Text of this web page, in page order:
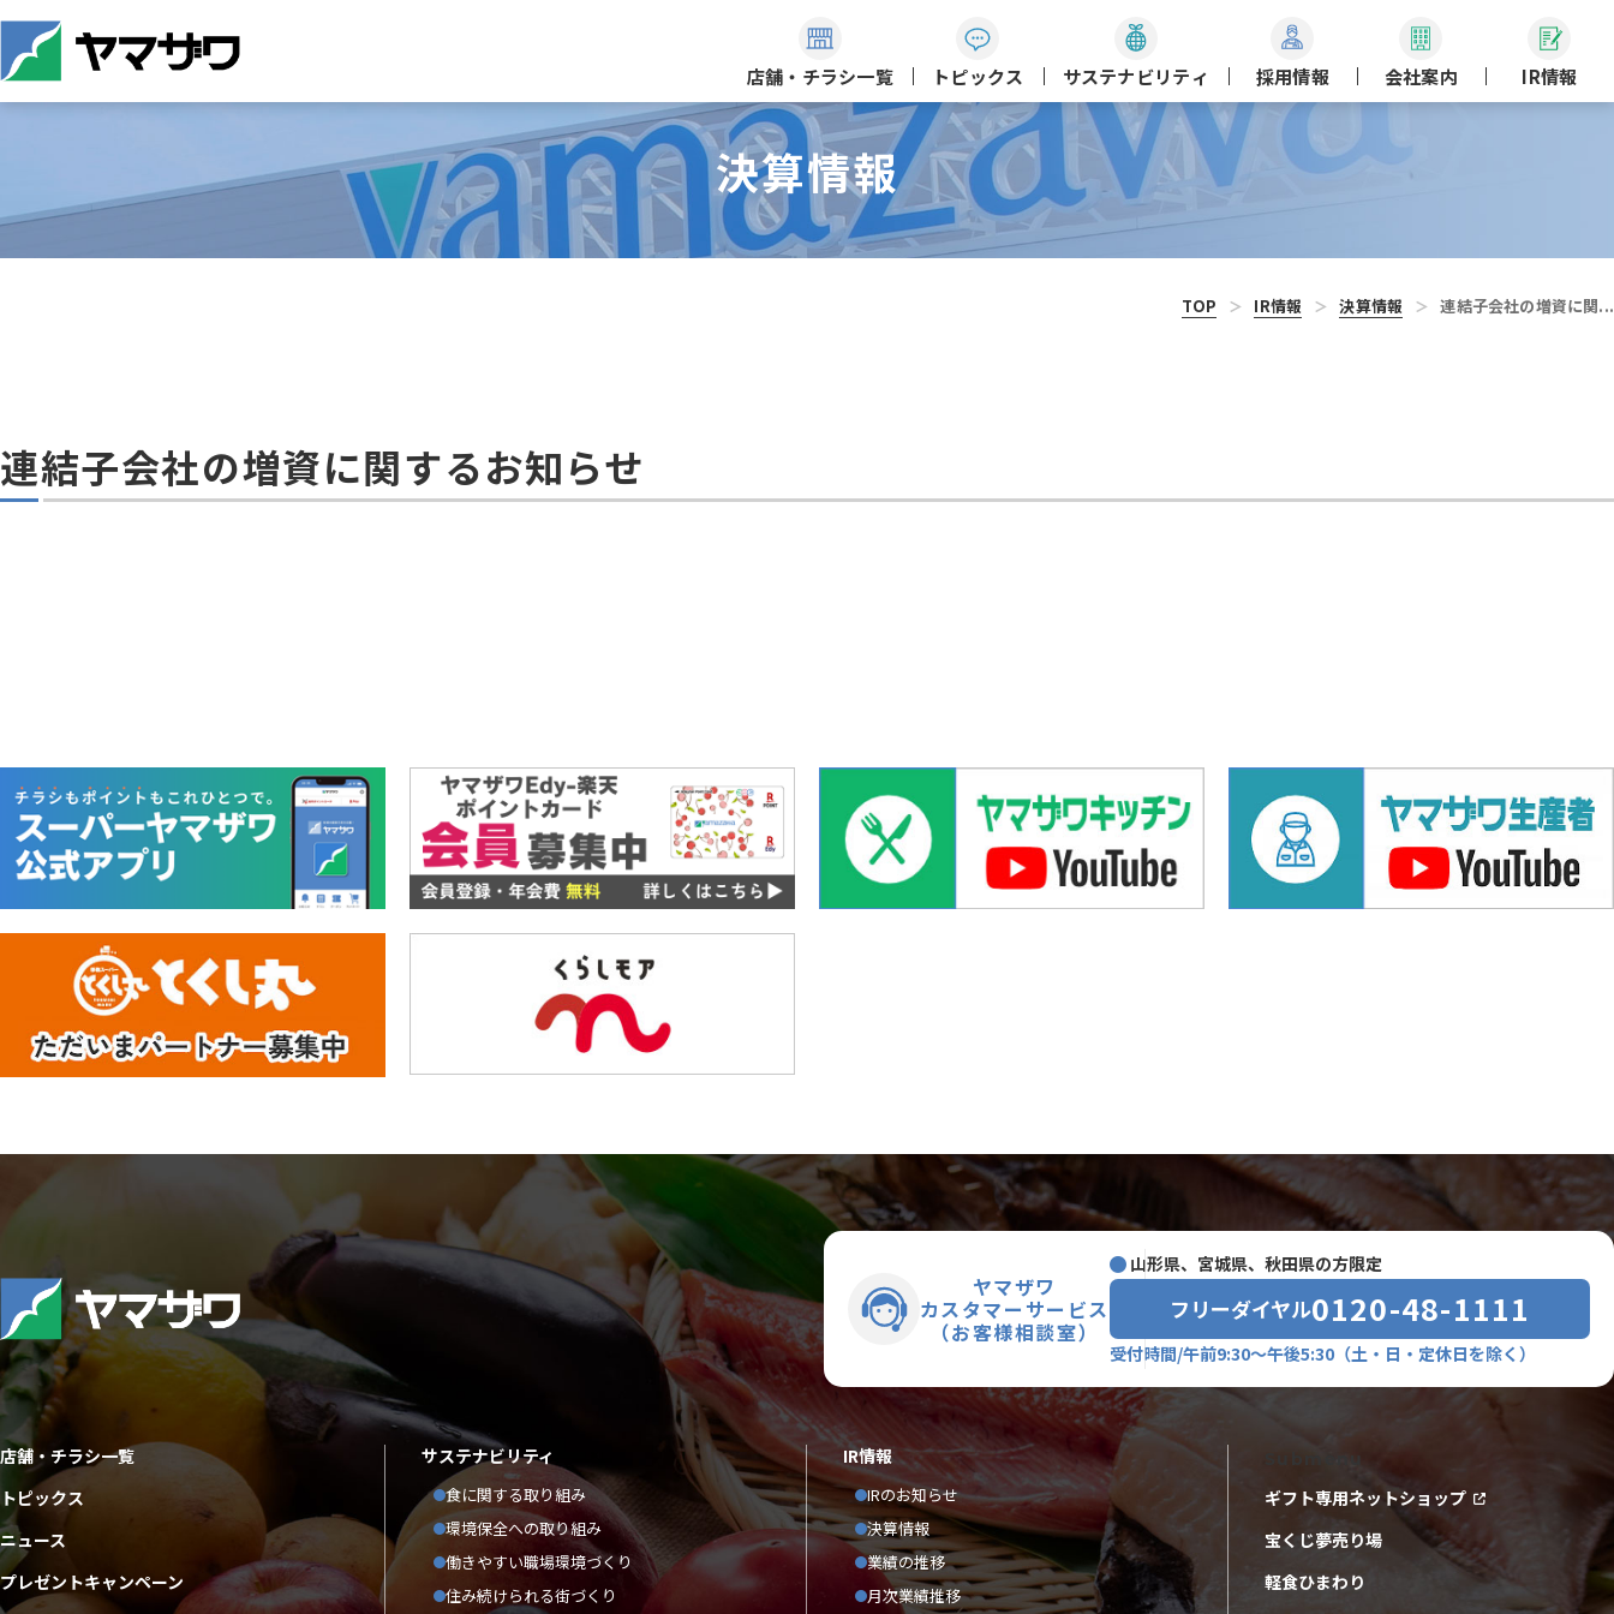
店舗・チラシ一覧 トピックス サステナビリティ 採用情報 会社案内 IR情報
決算情報
TOP IR情報 決算情報 連結子会社の増資に関...
連結子会社の増資に関するお知らせ
ヤマザワ
カスタマーサービス
（お客様相談室）
山形県、宮城県、秋田県の方限定
フリーダイヤル0120-48-1111
受付時間/午前9:30～午後5:30 （土・日・定休日を除く）
店舗・チラシ一覧
トピックス
ニュース
プレゼントキャンペーン
サステナビリティ
食に関する取り組み
環境保全への取り組み
働きやすい職場環境づくり
住み続けられる街づくり
IR情報
IRのお知らせ
決算情報
業績の推移
月次業績推移
ギフト専用ネットショップ
宝くじ夢売り場
軽食ひまわり